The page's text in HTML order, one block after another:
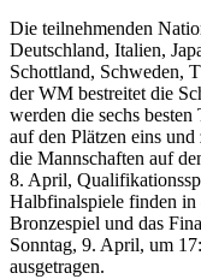
Die teilnehmenden
Deutschland, Italien,
Schottland, Schweden,
der WM bestreitet die
werden die sechs
auf den Plätzen eins
die Mannschaften auf
8. April,
Halbfinalspiele finden in
Bronzespiel und das
Sonntag, 9. April, um
ausgetragen.